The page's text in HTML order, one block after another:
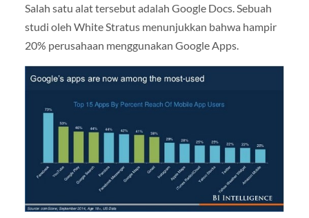
Salah satu alat tersebut adalah Google Docs. Sebuah
studi oleh White Stratus menunjukkan bahwa hampir
20% perusahaan menggunakan Google Apps.